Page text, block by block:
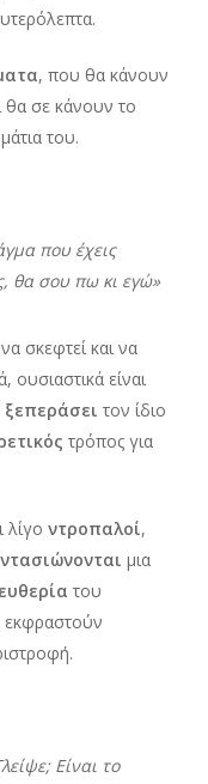
, που θα κάνουν
θα σε κάνουν το
του.
που έχεις
θα σου πω κι εγώ»
να σκεφτεί και να
ουσιαστικά είναι
ξεπεράσει τον ίδιο
τρόπος για
λίγο ντροπαλοί,
μια
του
εκφραστούν
Είναι το